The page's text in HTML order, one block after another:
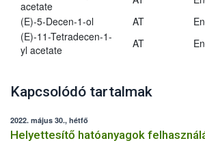
acetate
(E)-5-Decen-1-ol
AT
(E)-11-Tetradecen-1-
yl acetate
AT
Kapcsolódó tartalmak
2022. május 30., hétfő
Helyettesítő hatóanyagok